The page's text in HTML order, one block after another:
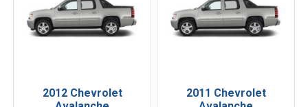
2012 Chevrolet
2011 Chevrolet